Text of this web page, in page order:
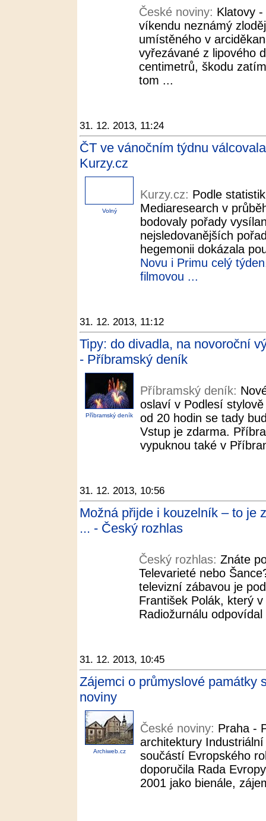
České noviny: Klatovy
víkendu neznámý
umístěného v
vyřezávané z lipového
centimetrů, škodu
tom ...
31. 12. 2013, 11:24
ČT ve vánočním týdnu
Kurzy.cz
Volný
Kurzy.cz: Podle
Mediaresearch v
bodovaly pořady
nejsledovanějších
hegemonii dokázala
Novu i Primu celý
filmovou ...
31. 12. 2013, 11:12
Tipy: do divadla, na novoroční
- Příbramský deník
Příbramský deník
Příbramský deník:
oslaví v Podlesí
od 20 hodin se tady
Vstup je zdarma.
vypuknou také v
31. 12. 2013, 10:56
Možná přijde i kouzelník – to je
... - Český rozhlas
Český rozhlas: Znáte
Televarieté nebo
televizní zábavou je
František Polák, který
Radiožurnálu
31. 12. 2013, 10:45
Zájemci o průmyslové památky
noviny
Archiweb.cz
České noviny: Praha -
architektury
součástí Evropského
doporučila Rada
2001 jako bienále,